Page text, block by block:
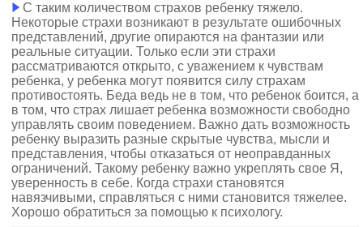
С таким количеством страхов ребенку тяжело.
Некоторые страхи возникают в результате ошибочных
представлений, другие опираются на фантазии или
реальные ситуации. Только если эти страхи
рассматриваются открыто, с уважением к чувствам
ребенка, у ребенка могут появится силу страхам
противостоять. Беда ведь не в том, что ребенок боится, а
в том, что страх лишает ребенка возможности свободно
управлять своим поведением. Важно дать возможность
ребенку выразить разные скрытые чувства, мысли и
представления, чтобы отказаться от неоправданных
ограничений. Такому ребенку важно укреплять свое Я,
уверенность в себе. Когда страхи становятся
навязчивыми, справляться с ними становится тяжелее.
Хорошо обратиться за помощью к психологу.